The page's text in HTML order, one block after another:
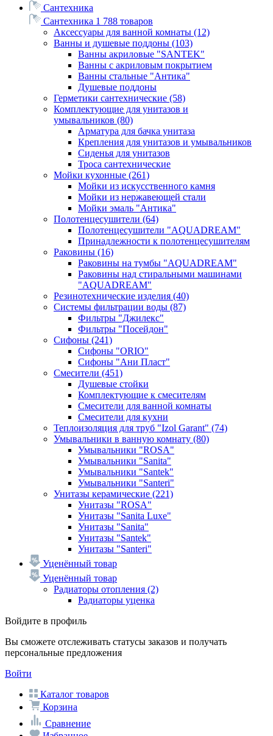
Сантехника
Сантехника 1 788 товаров
Аксессуары для ванной комнаты (12)
Ванны и душевые поддоны (103)
Ванны акриловые "SANTEK"
Ванны с акриловым покрытием
Ванны стальные "Антика"
Душевые поддоны
Герметики сантехнические (58)
Комплектующие для унитазов и
умывальников (80)
Арматура для бачка унитаза
Крепления для унитазов и умывальников
Сиденья для унитазов
Троса сантехнические
Мойки кухонные (261)
Мойки из искусственного камня
Мойки из нержавеющей стали
Мойки эмаль "Антика"
Полотенцесушители (64)
Полотенцесушители "AQUADREAM"
Принадлежности к полотенцесушителям
Раковины (16)
Раковины на тумбы "AQUADREAM"
Раковины над стиральными машинами
"AQUADREAM"
Резинотехнические изделия (40)
Системы фильтрации воды (87)
Фильтры "Джилекс"
Фильтры "Посейдон"
Сифоны (241)
Сифоны "ORIO"
Сифоны "Ани Пласт"
Смесители (451)
Душевые стойки
Комплектующие к смесителям
Смесители для ванной комнаты
Смесители для кухни
Теплоизоляция для труб "Izol Garant" (74)
Умывальники в ванную комнату (80)
Умывальники "ROSA"
Умывальники "Sanita"
Умывальники "Santek"
Умывальники "Santeri"
Унитазы керамические (221)
Унитазы "ROSA"
Унитазы "Sanita Luxe"
Унитазы "Sanita"
Унитазы "Santek"
Унитазы "Santeri"
Уценённый товар
Уценённый товар
Радиаторы отопления (2)
Радиаторы уценка
Войдите в профиль
Вы сможете отслеживать статусы заказов и получать
персональные предложения
Войти
Каталог товаров
Корзина
Сравнение